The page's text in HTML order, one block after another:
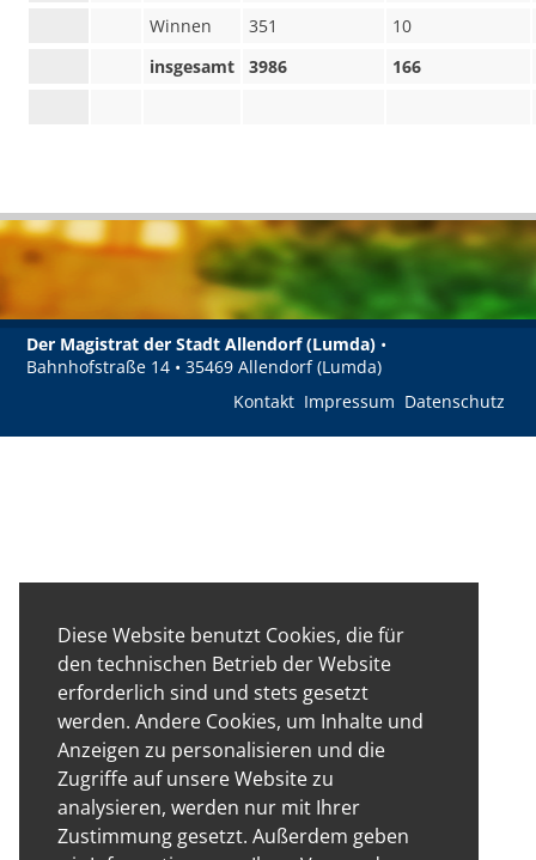
Diese Website benutzt Cookies, die für
den technischen Betrieb der Website
erforderlich sind und stets gesetzt
werden. Andere Cookies, um Inhalte und
Anzeigen zu personalisieren und die
Zugriffe auf unsere Website zu
analysieren, werden nur mit Ihrer
Zustimmung gesetzt. Außerdem geben
Winnen
351
10
insgesamt
3986 166
Der Magistrat der Stadt Allendorf (Lumda) •
Bahnhofstraße 14 • 35469 Allendorf (Lumda)
Kontakt Impressum Datenschutz